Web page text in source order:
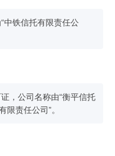
中铁信托有限责任公
，公司名称由“衡平信托
限责任公司”。